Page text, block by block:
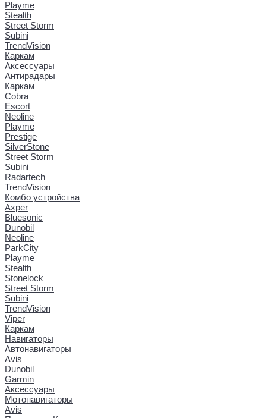
Playme
Stealth
Street Storm
Subini
TrendVision
Каркам
Аксессуары
Антирадары
Каркам
Cobra
Escort
Neoline
Playme
Prestige
SilverStone
Street Storm
Subini
Radartech
TrendVision
Комбо устройства
Axper
Bluesonic
Dunobil
Neoline
ParkCity
Playme
Stealth
Stonelock
Street Storm
Subini
TrendVision
Viper
Каркам
Навигаторы
Автонавигаторы
Avis
Dunobil
Garmin
Аксессуары
Мотонавигаторы
Avis